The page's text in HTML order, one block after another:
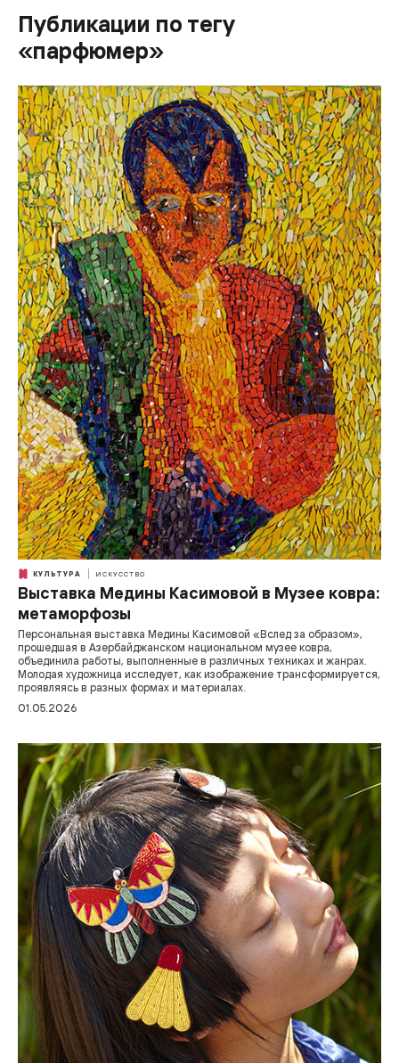
Публикации по тегу
«парфюмер»
КУЛЬТУРА ИСКУССТВО
Выставка Медины Касимовой в Музее ковра:
метаморфозы
Персональная выставка Медины Касимовой «Вслед за образом»,
прошедшая в Азербайджанском национальном музее ковра,
объединила работы, выполненные в различных техниках и жанрах.
Молодая художница исследует, как изображение трансформируется,
проявляясь в разных формах и материалах.
01.05.2026